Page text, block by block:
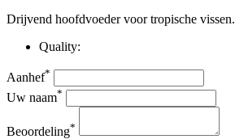
Drijvend hoofdvoeder voor tropische vissen.
Quality:
Aanhef*
Uw naam*
Beoordeling*